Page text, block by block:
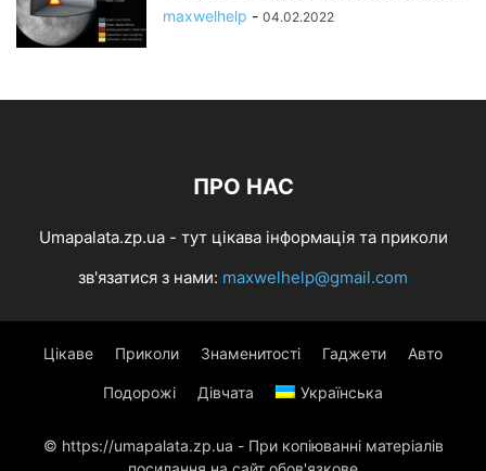
maxwelhelp - 04.02.2022
ПРО НАС
Umapalata.zp.ua - тут цікава інформація та приколи
зв'язатися з нами: maxwelhelp@gmail.com
Цікаве Приколи Знаменитості Гаджети Авто
Подорожі Дівчата Українська
© https://umapalata.zp.ua - При копіюванні матеріалів